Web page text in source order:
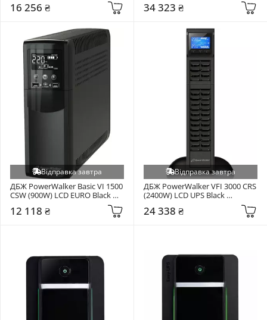
16 256 ₴ 34 323 ₴
Відправка завтра
ДБЖ PowerWalker Basic VI 1500
CSW (900W) LCD EURO Black
12 118 ₴
Відправка завтра
ДБЖ PowerWalker VFI 3000 CRS
(2400W) LCD UPS Black
24 338 ₴